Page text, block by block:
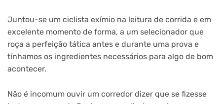
Juntou-se um ciclista exímio na leitura de corrida e em
excelente momento de forma, a um selecionador que
roça a perfeição tática antes e durante uma prova e
tínhamos os ingredientes necessários para algo de bom
acontecer.
Não é incomum ouvir um corredor dizer que se fizesse